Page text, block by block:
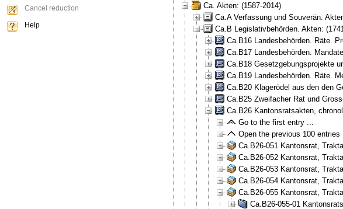
Ca. Akten: (1587-2014)
Ca.A Verfassung und Souverän.
Ca.B Legislativbehörden. Akten:
Ca.B16 Landesbehörden. Räte.
Ca.B17 Landesbehörden.
Ca.B18 Gesetzgebungsprojekte
Ca.B19 Landesbehörden. Räte.
Ca.B20 Klagerödel aus den den
Ca.B25 Zweifacher Rat und
Ca.B26 Kantonsratsakten,
Go to the first entry ...
Open the previous 100
Ca.B26-051 Kantonsrat,
Ca.B26-052 Kantonsrat,
Ca.B26-053 Kantonsrat,
Ca.B26-054 Kantonsrat,
Ca.B26-055 Kantonsrat,
Ca.B26-055-01
Cancel reduction
Help